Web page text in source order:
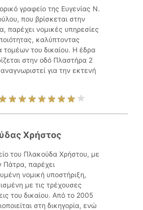
γραφείο της Ευγενίας Ν.
που βρίσκεται στην
παρέχει νομικές υπηρεσίες
καλύπτοντας
του δικαίου. Η έδρα
στην οδό Πλαστήρα 2
αναγνωριστεί για την εκτενή
Χρήστος
του Πλακούδα Χρήστου, με
Πάτρα, παρέχει
νομική υποστήριξη,
με τις τρέχουσες
του δικαίου. Από το 2005
στη δικηγορία, ενώ